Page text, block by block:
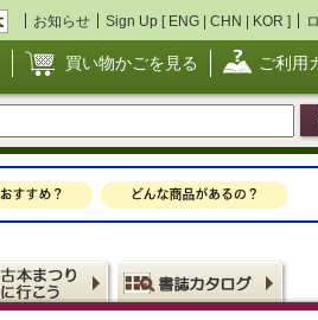
お知らせ Sign Up [ ENG | CHN | KOR ]
買い物かごを見る ご利用